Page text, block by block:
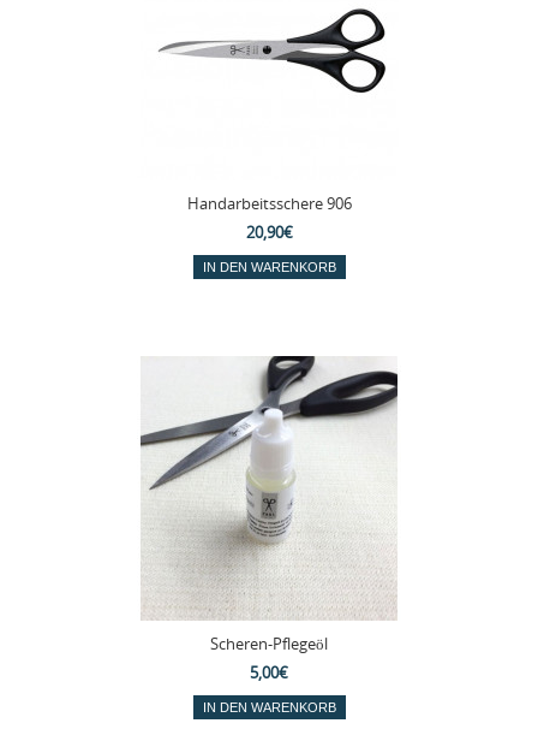
Handarbeitsschere 906
20,90€
Scheren-Pflegeöl
5,00€